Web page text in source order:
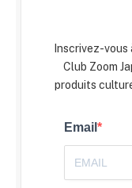
Inscrivez-
Club Zoom
produits
Email